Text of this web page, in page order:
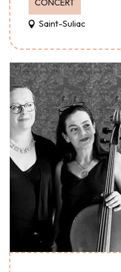
CONCERT
Saint-Suliac